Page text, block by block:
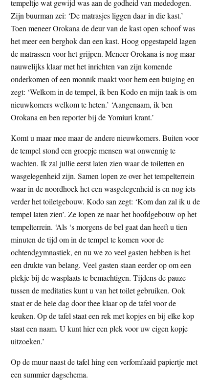
tempeltje wat gewijd was aan de godheid van mededogen.
Zijn buurman zei: ‘De matrasjes liggen daar in die kast.’
Toen meneer Orokana de deur van de kast open schoof was
het meer een berghok dan een kast. Hoog opgestapeld lagen
de matrassen voor het grijpen. Meneer Orokana is nog maar
nauwelijks klaar met het inrichten van zijn komende
onderkomen of een monnik maakt voor hem een buiging en
zegt: ‘Welkom in de tempel, ik ben Kodo en mijn taak is om
nieuwkomers welkom te heten.’ ‘Aangenaam, ik ben
Orokana en ben reporter bij de Yomiuri krant.’
Komt u maar mee maar de andere nieuwkomers. Buiten voor
de tempel stond een groepje mensen wat onwennig te
wachten. Ik zal jullie eerst laten zien waar de toiletten en
wasgelegenheid zijn. Samen lopen ze over het tempelterrein
waar in de noordhoek het een wasgelegenheid is en nog iets
verder het toiletgebouw. Kodo san zegt: ‘Kom dan zal ik u de
tempel laten zien’. Ze lopen ze naar het hoofdgebouw op het
tempelterrein. ‘Als ‘s morgens de bel gaat dan heeft u tien
minuten de tijd om in de tempel te komen voor de
ochtendgymnastiek, en nu we zo veel gasten hebben is het
een drukte van belang. Veel gasten staan eerder op om een
plekje bij de wasplaats te bemachtigen. Tijdens de pauze
tussen de meditaties kunt u van het toilet gebruiken. Ook
staat er de hele dag door thee klaar op de tafel voor de
keuken. Op de tafel staat een rek met kopjes en bij elke kop
staat een naam. U kunt hier een plek voor uw eigen kopje
uitzoeken.’
Op de muur naast de tafel hing een verfomfaaid papiertje met
een summier dagschema.